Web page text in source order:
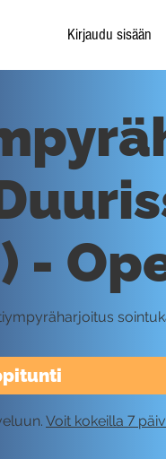
Kirjaudu sisään
-
Voit kokeilla 7